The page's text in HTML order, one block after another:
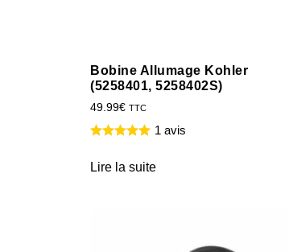
Bobine Allumage Kohler
(5258401, 5258402S)
49.99€ TTC
1 avis
Lire la suite